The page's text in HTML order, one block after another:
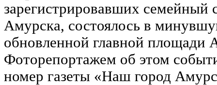
зарегистрировавших семейный
Амурска, состоялось в
обновленной главной площади
Фоторепортажем об этом
номер газеты «Наш город